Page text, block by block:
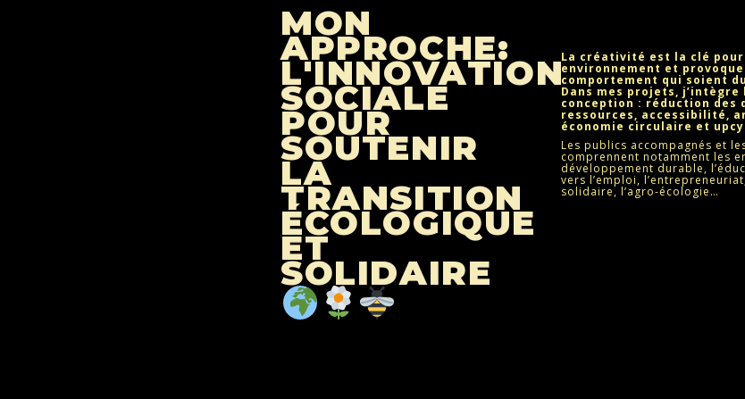
MON
APPROCHE:
L'INNOVATION
SOCIALE
POUR
SOUTENIR
LA
TRANSITION
ÉCOLOGIQUE
ET
SOLIDAIRE
La créativité est la clé
environnement et
comportement qui soient
Dans mes projets, j’intègre
conception : réduction des
ressources, accessibilité,
économie circulaire et
Les publics accompagnés et
comprennent notamment les
développement durable,
vers l’emploi,
solidaire, l’agro-écologie…